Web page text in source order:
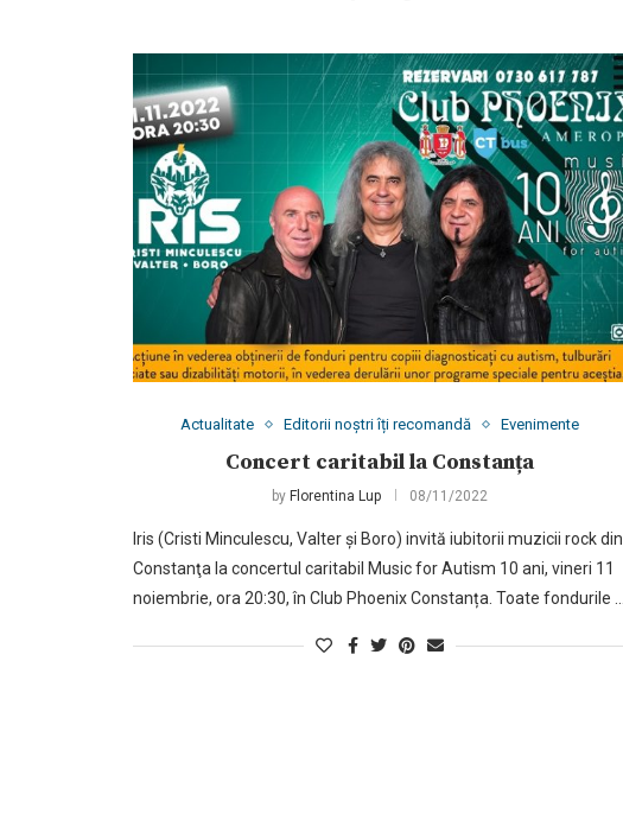
Actualitate Editorii noștri îți recomandă Evenimente
Concert caritabil la Constanța
by Florentina Lup 08/11/2022
Iris (Cristi Minculescu, Valter și Boro) invită iubitorii muzicii rock din
Constanţa la concertul caritabil Music for Autism 10 ani, vineri 11
noiembrie, ora 20:30, în Club Phoenix Constanța. Toate fondurile …